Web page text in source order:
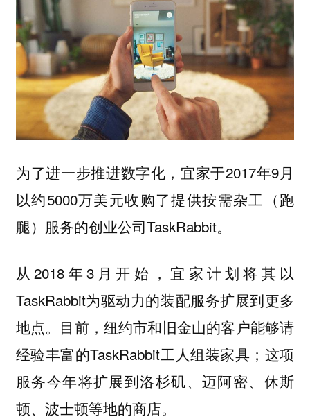
为了进一步推进数字化，宜家于2017年9月
以约5000万美元收购了提供按需杂工（跑
腿）服务的创业公司TaskRabbit。
从2018年3月开始，宜家计划将其以
TaskRabbit为驱动力的装配服务扩展到更多
地点。目前，纽约市和旧金山的客户能够请
经验丰富的TaskRabbit工人组装家具；这项
服务今年将扩展到洛杉矶、迈阿密、休斯
顿、波士顿等地的商店。